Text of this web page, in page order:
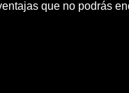
que no podrás